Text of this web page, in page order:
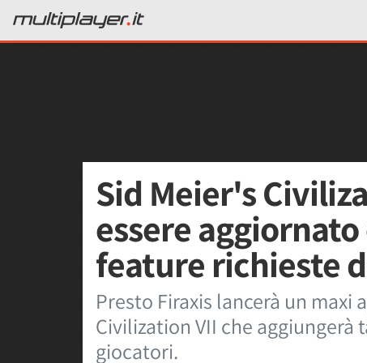
Sid Meier's
essere
feature richieste
Presto Firaxis lancerà un maxi
Civilization VII che
giocatori.